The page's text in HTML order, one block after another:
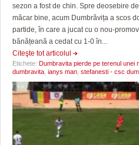
sezon a fost de chin. Spre deosebire
măcar bine, acum Dumbrăvița a scos
partide, în care a jucat cu o nou-
bănățeană a cedat cu 1-0 în...
Citeşte tot articolul
Etichete: Dumbravita pierde pe terenul unei
dumbravita ianys man stefanesti - csc